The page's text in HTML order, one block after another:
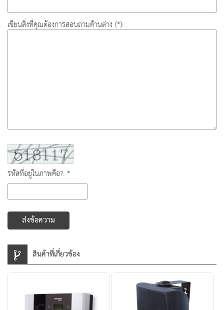
เขียนสิ่งที่คุณต้องการสอบถามด้านล่าง (*):
รหัสที่อยู่ในภาพคือ?: *
ส่งข้อความ
สินค้าที่เกี่ยวข้อง